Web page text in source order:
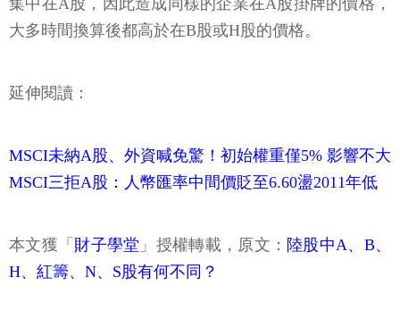
大多時間換算後都高於在B股或H股的價格。
延伸閱讀：
MSCI未納A股、外資喊免驚！初始權重僅5% 影響不大
MSCI三拒A股：人幣匯率中間價貶至6.60盪2011年低
本文獲「 財子學堂 」授權轉載，原文： 陸股中A、B、
H、紅籌、N、S股有何不同？